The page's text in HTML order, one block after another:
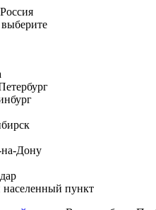
Россия
на-Дону
населенный пункт